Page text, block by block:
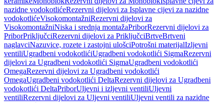
nazidne vodokotlićeRezervni dijelovi za Isplavne cijevi za nazidne
vodokotlićeVisokomontažniRezervni dijelovi za
VisokomontažniNiska i srednja montažaPriborRezervni dijelovi za
PriborPriključciRezervni dijelovi za PriključciBrtveBrtveni
naglavciNazuvice, rozete i zastojni ulošciPotrošni materijalIzljevni
ventiliUgradbeni vodokotlićiUgradbeni vodokotlići SigmaRezervni
dijelovi za Ugradbeni vodokotlići SigmaUgradbeni vodokotlići
OmegaRezervni dijelovi za Ugradbeni vodokotlići
OmegaUgradbeni vodokotlići DeltaRezervni dijelovi za Ugradbeni
vodokotlići DeltaPriborUljevni i izljevni ventiliUljevni
ventiliRezervni dijelovi za Uljevni ventiliUljevni ventili za nazidne